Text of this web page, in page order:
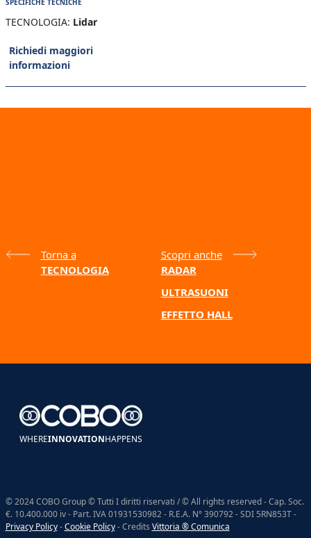
SPECIFICHE TECNICHE
TECNOLOGIA: Lidar
Richiedi maggiori
informazioni
Torna a
TECNOLOGIA
Scopri anche
RADAR
ULTRASUONI
EFFETTO HALL
WHEREINNOVATIONHAPPENS
© 2024 COBO Group © Tutti I diritti riservati / © All rights reserved - Cap. Soc.
€. 10.400.000 iv - Part. IVA 01931530982 - R.E.A. N° 390792 - SDI 5RN853T -
Privacy Policy-Cookie Policy- Credits Vittoria ® Comunica